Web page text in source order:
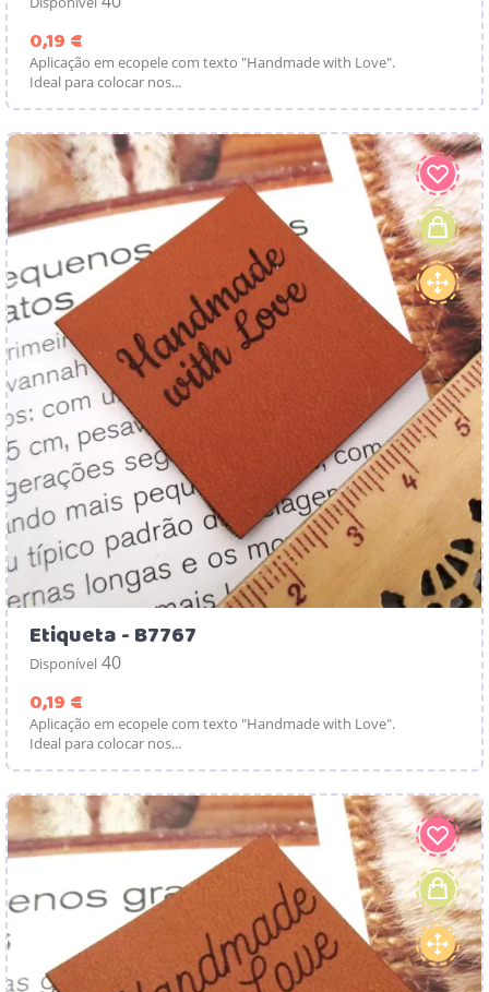
0,19 €
Aplicação em ecopele com texto "Handmade with Love".
Ideal para colocar nos...
Etiqueta - B7767
Disponível 40
0,19 €
Aplicação em ecopele com texto "Handmade with Love".
Ideal para colocar nos...